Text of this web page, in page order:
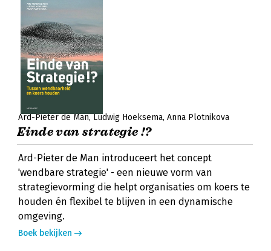
Ard-Pieter de Man Ludwig Hoeksema Anna Plotnikova
Einde van strategie !?
Ard-Pieter de Man introduceert het concept
'wendbare strategie' - een nieuwe vorm van
strategievorming die helpt organisaties om koers te
houden én flexibel te blijven in een dynamische
omgeving.
Boek bekijken